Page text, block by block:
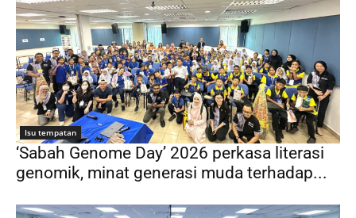
Isu tempatan
‘Sabah Genome Day’ 2026 perkasa literasi
genomik, minat generasi muda terhadap...